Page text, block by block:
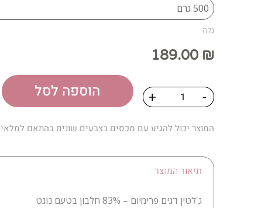
נקה
189.00 ₪
-כמות
של
הבד"ץ
+ הוספה לסל
המוצר יכול להגיע עם מכסים בצבעים שונים בהתאם למלאי
תיאור המוצר
ג'לטין דגים פרימיום – 83% חלבון בטעם נוגט